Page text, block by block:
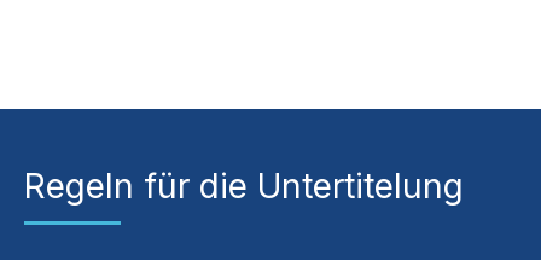
Regeln für die Untertitelung